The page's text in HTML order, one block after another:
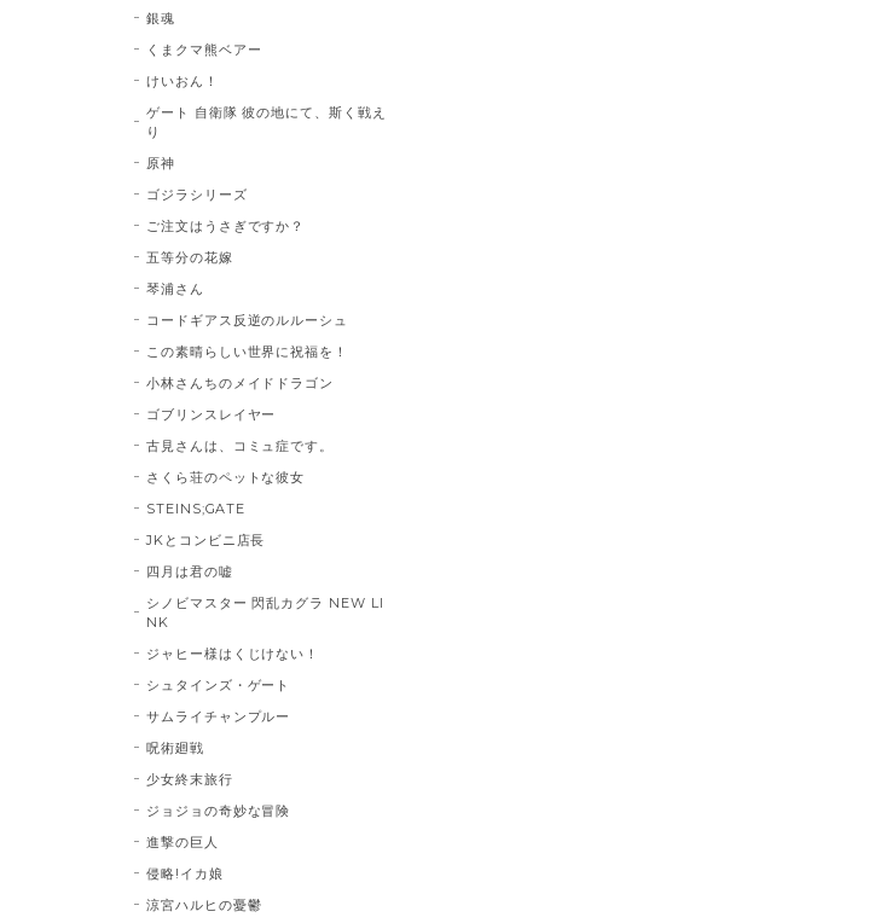
銀魂
くまクマ熊ベアー
けいおん！
ゲート 自衛隊 彼の地にて、斯く戦え
り
原神
ゴジラシリーズ
ご注文はうさぎですか？
五等分の花嫁
琴浦さん
コードギアス反逆のルルーシュ
この素晴らしい世界に祝福を！
小林さんちのメイドドラゴン
ゴブリンスレイヤー
古見さんは、コミュ症です。
さくら荘のペットな彼女
STEINS;GATE
JKとコンビニ店長
四月は君の嘘
シノビマスター 閃乱カグラ NEW LI
NK
ジャヒー様はくじけない！
シュタインズ・ゲート
サムライチャンプルー
呪術廻戦
少女終末旅行
ジョジョの奇妙な冒険
進撃の巨人
侵略!イカ娘
涼宮ハルヒの憂鬱